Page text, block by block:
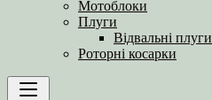
Мотоблоки
Плуги
Відвальні плуги
Роторні косарки